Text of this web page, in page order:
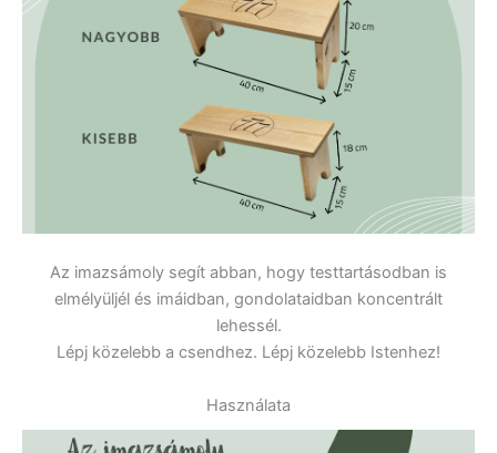
Az imazsámoly segít abban, hogy testtartásodban is
elmélyüljél és imáidban, gondolataidban koncentrált
lehessél.
Lépj közelebb a csendhez. Lépj közelebb Istenhez!
Használata